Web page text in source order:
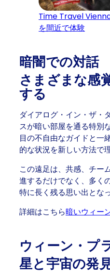
Time Travel
を間近で体験
暗闇での対話
さまざまな感
する
ダイアログ・イン・ザ・
スが暗い部屋を通る特別
目の不自由なガイドと一
的な状況を新しい方法で
この遠足は、共感、チー
進するだけでなく、多く
特に長く残る思い出とな
詳細はこちら暗いウィー
ウィーン・プ
星と宇宙の発